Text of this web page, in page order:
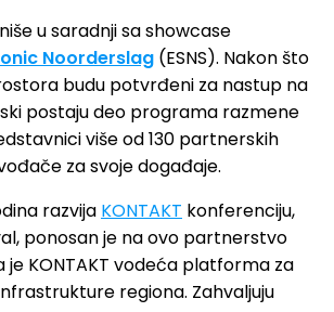
u saradnji sa showcase
Noorderslag (ESNS). Nakon što
budu potvrđeni za nastup na
postaju deo programa razmene
više od 130 partnerskih
za svoje događaje.
razvija KONTAKT konferenciju,
ponosan je na ovo partnerstvo
je KONTAKT vodeća platforma za
regiona. Zahvaljuju